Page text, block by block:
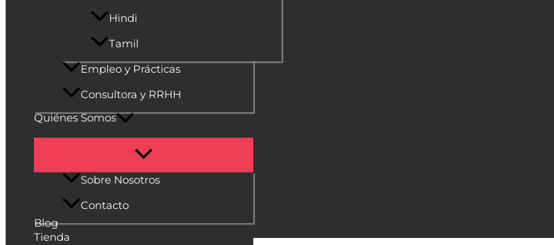
Hindi
Tamil
Empleo y Prácticas
Consultora y RRHH
Quiénes Somos
Sobre Nosotros
Contacto
Blog
Tienda